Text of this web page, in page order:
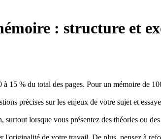
: structure et
15 % du total des pages. Pour un mémoire de
précises sur les enjeux de votre sujet et
lorsque vous présentez des théories ou
de votre travail. De plus, pensez à